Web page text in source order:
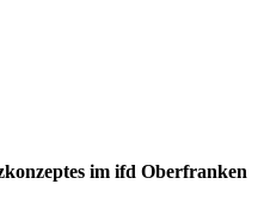
im ifd Oberfranken